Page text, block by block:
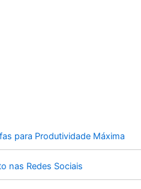
para Produtividade Máxima
nas Redes Sociais